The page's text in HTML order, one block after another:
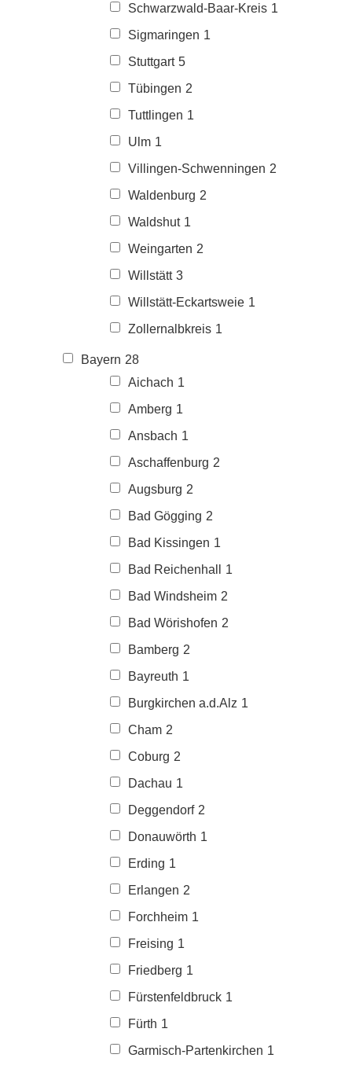
Schwarzwald-Baar-Kreis 1
Sigmaringen 1
Stuttgart 5
Tübingen 2
Tuttlingen 1
Ulm 1
Villingen-Schwenningen 2
Waldenburg 2
Waldshut 1
Weingarten 2
Willstätt 3
Willstätt-Eckartsweie 1
Zollernalbkreis 1
Bayern 28
Aichach 1
Amberg 1
Ansbach 1
Aschaffenburg 2
Augsburg 2
Bad Gögging 2
Bad Kissingen 1
Bad Reichenhall
1
Bad Windsheim 2
Bad Wörishofen 2
Bamberg 2
Bayreuth 1
Burgkirchen a.d.Alz 1
Cham 2
Coburg 2
Dachau 1
Deggendorf 2
Donauwörth 1
Erding 1
Erlangen 2
Forchheim 1
Freising 1
Friedberg 1
Fürstenfeldbruck 1
Fürth 1
Garmisch-Partenkirchen 1